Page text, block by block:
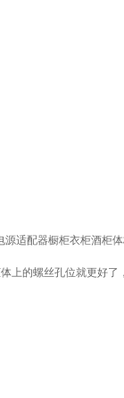
适配器橱柜衣柜酒柜
上的螺丝孔位就更好